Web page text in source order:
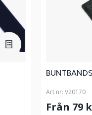
Art nr: V20170
Från 79